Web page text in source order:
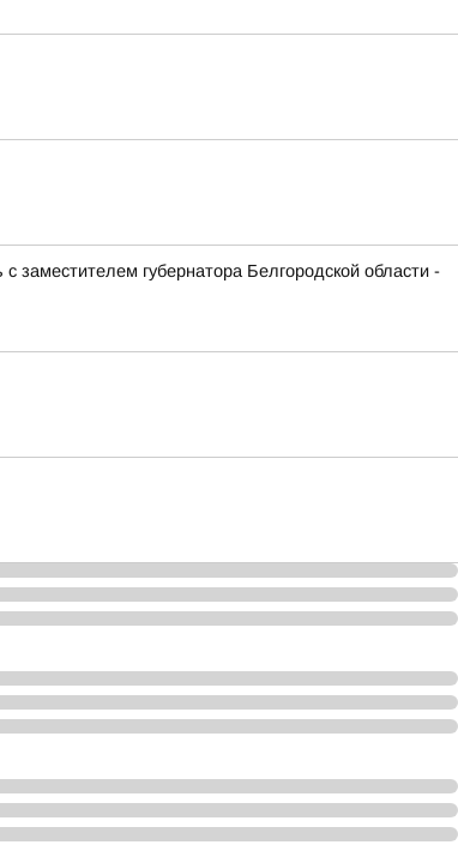
губернатора Белгородской области -